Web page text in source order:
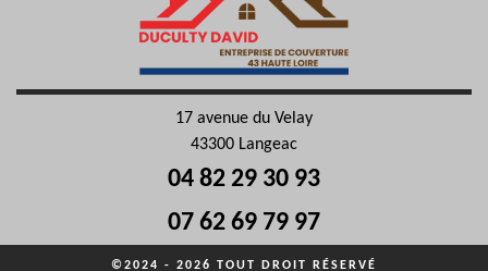
17 avenue du Velay
43300 Langeac
04 82 29 30 93
07 62 69 79 97
©2024 - 2026 TOUT DROIT RÉSERVÉ